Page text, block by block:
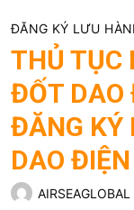
ĐĂNG KÝ LƯU
THỦ TỤC
ĐỐT DAO
ĐĂNG KÝ
DAO
AIRSEAGLOBAL